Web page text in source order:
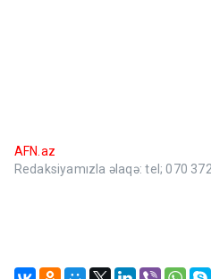
AFN.az
Redaksiyamızla əlaqə: tel; 070